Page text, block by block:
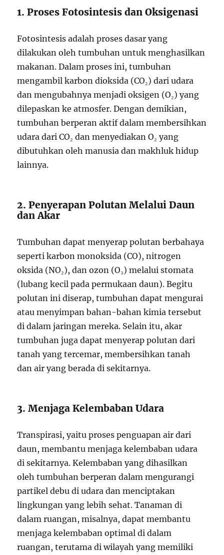
1. Proses Fotosintesis dan Oksigenasi
Fotosintesis adalah proses dasar yang
dilakukan oleh tumbuhan untuk menghasilkan
makanan. Dalam proses ini, tumbuhan
mengambil karbon dioksida (CO₂) dari udara
dan mengubahnya menjadi oksigen (O₂) yang
dilepaskan ke atmosfer. Dengan demikian,
tumbuhan berperan aktif dalam membersihkan
udara dari CO₂ dan menyediakan O₂ yang
dibutuhkan oleh manusia dan makhluk hidup
lainnya.
2. Penyerapan Polutan Melalui Daun
dan Akar
Tumbuhan dapat menyerap polutan berbahaya
seperti karbon monoksida (CO), nitrogen
oksida (NO₂), dan ozon (O₃) melalui stomata
(lubang kecil pada permukaan daun). Begitu
polutan ini diserap, tumbuhan dapat mengurai
atau menyimpan bahan-bahan kimia tersebut
di dalam jaringan mereka. Selain itu, akar
tumbuhan juga dapat menyerap polutan dari
tanah yang tercemar, membersihkan tanah
dan air yang berada di sekitarnya.
3. Menjaga Kelembaban Udara
Transpirasi, yaitu proses penguapan air dari
daun, membantu menjaga kelembaban udara
di sekitarnya. Kelembaban yang dihasilkan
oleh tumbuhan berperan dalam mengurangi
partikel debu di udara dan menciptakan
lingkungan yang lebih sehat. Tanaman di
dalam ruangan, misalnya, dapat membantu
menjaga kelembaban optimal di dalam
ruangan, terutama di wilayah yang memiliki